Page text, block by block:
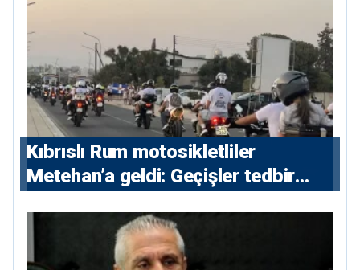
Kıbrıslı Rum motosikletliler
Metehan’a geldi: Geçişler tedbir